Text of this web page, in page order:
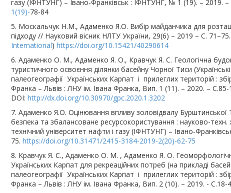
газу (ІФНТУНГ) – Івано-Франківськ : ІФНТУНГ, № 1 (19). – 2019.
1(19)-78-84
5. Москальчук Н.М., Адаменко Я.О. Вибір майданчика для
підходу // Науковий вісник НЛТУ України, 29(6) – 2019 – С.
International)https://doi.org/10.15421/40290614
6. Адаменко О. М., Адаменко Я. О., Кравчук Я. С. Геологічна
туристичного освоєння ділянки басейну Чорної Тиси
палеогеографії Українських Карпат і прилеглих територій :
Франка – Львів : ЛНУ ім. Івана Франка, Вип. 1 (11). – 2020. – С.85-
DOI:http://dx.doi.org/10.30970/gpc.2020.1.3202
7. Адаменко Я.О. Оцінювання впливу золовідвалу Бурштинської
безпека та збалансоване ресурсокористування : науково-
технічний університет нафти і газу (ІФНТУНГ) – Івано-
75.https://doi.org/10.31471/2415-3184-2019-2(20)-62-75
8. Кравчук Я. С., Адаменко О. М. , Адаменко Я. О.
Українських Карпат для рекреаційних потреб (на прикладі
палеогеографії Українських Карпат і прилеглих територій :
Франка – Львів : ЛНУ ім. Івана Франка, Вип. 2 (10). – 2019. -